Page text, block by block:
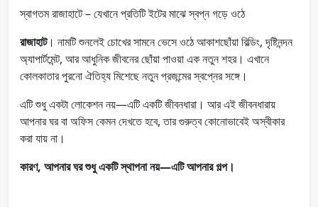
স্বাগতম রাজাহাটে – যেখানে প্রতিটি ইটের মাঝে স্বপ্ন গড়ে ওঠে
রাজাহাট। নামটি শুনলেই চোখের সামনে ভেসে ওঠে আকাশছোঁয়া বিল্ডিং, দৃষ্টিনন্দন
অ্যাপার্টমেন্ট, আর আধুনিক জীবনের ছোঁয়া পাওয়া এক নতুন শহর। এখানে
কোলকাতার পুরনো ঐতিহ্য মিশেছে নতুন প্রজন্মের স্বপ্নের সঙ্গে।
এটি শুধু একটা লোকেশন নয়—এটি একটি জীবনধারা। আর এই জীবনধারায়
আপনার ঘর বা অফিস কেমন দেখতে হবে, তার গুরুত্ব কোনোভাবেই অস্বীকার
করা যায় না।
কারণ, আপনার ঘর শুধু একটি স্থাপনা নয়—এটি আপনার গল্প।